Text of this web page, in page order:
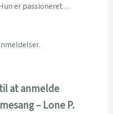
er passioneret…
at anmelde
– Lone P.